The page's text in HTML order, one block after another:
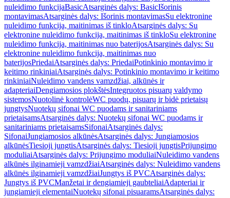
nuleidimo funkcijaBasicAtsarginės dalys: BasicIšorinis
montavimasAtsarginės dalys: Išorinis montavimasSu elektronine
nuleidimo funkcija, maitinimas iš tinkloAtsarginės dalys: Su
elektronine nuleidimo funkcija, maitinimas iš tinkloSu elektronine
nuleidimo funkcija, maitinimas nuo baterijosAtsarginės dalys: Su
elektronine nuleidimo funkcija, maitinimas nuo
baterijosPriedaiAtsarginės dalys: PriedaiPotinkinio montavimo ir
keitimo rinkiniaiAtsarginės dalys: Potinkinio montavimo ir keitimo
rinkiniaiNuleidimo vandens vamzdžiai, alkūnės ir
adapteriaiDengiamosios plokštėsIntegruotos pisuarų valdymo
sistemosNuotolinė kontrolėWC puodų, pisuarų ir bidė prietaisų
jungtysNuotekų sifonai WC puodams ir sanitariniams
prietaisamsAtsarginės dalys: Nuotekų sifonai WC puodams ir
sanitariniams prietaisamsSifonaiAtsarginės dalys:
SifonaiJungiamosios alkūnėsAtsarginės dalys: Jungiamosios
alkūnėsTiesioji jungtisAtsarginės dalys: Tiesioji jungtisPrijungimo
moduliaiAtsarginės dalys: Prijungimo moduliaiNuleidimo vandens
alkūnės ilginamieji vamzdžiaiAtsarginės dalys: Nuleidimo vandens
alkūnės ilginamieji vamzdžiaiJungtys iš PVCAtsarginės dalys:
Jungtys iš PVCManžetai ir dengiamieji gaubteliaiAdapteriai ir
jungiamieji elementaiNuotekų sifonai pisuaramsAtsarginės dalys: